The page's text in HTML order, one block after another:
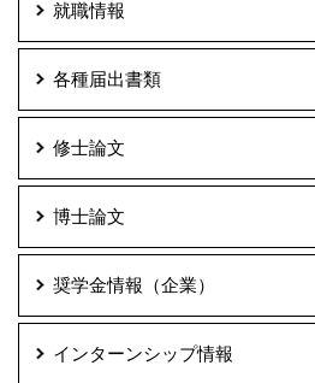
就職情報
各種届出書類
修士論文
博士論文
奨学金情報（企業）
インターンシップ情報